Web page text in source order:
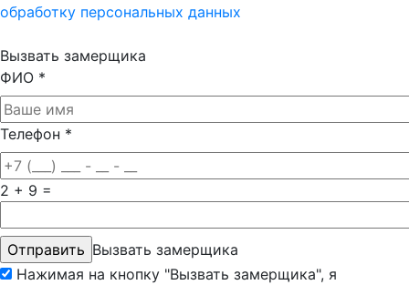
обработку персональных данных
Вызвать замерщика
ФИО *
Телефон *
2 + 9 =
Вызвать замерщика
Нажимая на кнопку "Вызвать замерщика", я